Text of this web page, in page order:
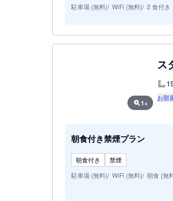
駐車場 (無料) WiFi (無料) 2 食付き
1+
ス
お部
朝食付き禁煙プラン
朝食付き
禁煙
駐車場 (無料) WiFi (無料) 朝食 (無